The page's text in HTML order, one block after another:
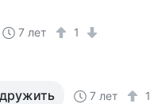
7 лет 1
7 лет 1